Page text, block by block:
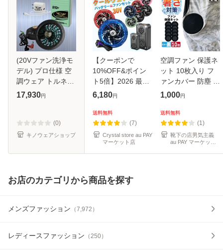
(20Vファン洗浄モ
デル) プロ仕様 空
調ウェア トルネー
ドラカン ファンバ
TORNADO
RAKAN ワークウ
17,930円
(0)
キノウェアショップ
【クーポンで
10%OFF&ポイン
ト5倍】2026 最新
19V 24V 25V 30V
セット 空調服 大容
量 9枚羽強力ファ
ン 4段階調節可能
6,180円
送料無料
(7)
Crystal store au PAY
マーケット店
空調ファン 保護ネ
ット 10枚入り フ
ァンカバー 防塵 ネ
ット 扇風機カバー
り 落ち葉 侵入防止
作業服 空調ウェア
アク
1,000円
送料無料
(1)
靴下の店男気主義
au PAY マーケット
お店のカテゴリから商品を探す
メンズファッション （7,972 ）
レディースファッション （250）